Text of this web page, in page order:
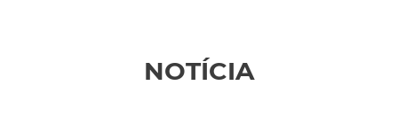
NOTÍCIA